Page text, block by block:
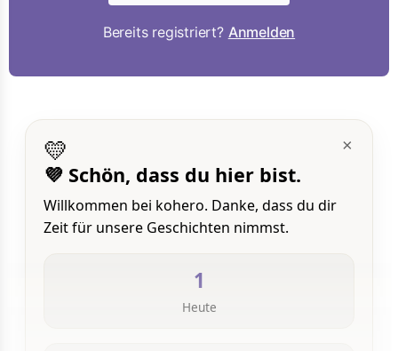
Bereits registriert? Anmelden
×
💛
💜 Schön, dass du hier bist.
Willkommen bei kohero. Danke, dass du dir
Zeit für unsere Geschichten nimmst.
1
Heute